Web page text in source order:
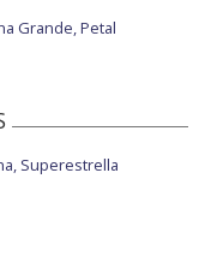
Grande, Petal
Superestrella